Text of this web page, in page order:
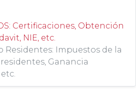
Certificaciones, Obtención
NIE, etc.
Residentes: Impuestos de la
Ganancia